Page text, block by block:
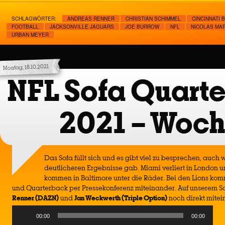
SCHLAGWÖRTER: ANDREAS RENNER CHRISTIAN SCHIMMEL
CINCINNATI
FOOTBALL
JACKSONVILLE JAGUARS JOE BURROW NFL
NICOLAS
URBAN MEYER
Montag, 18.10.2021
NFL Sofa
2021 –
Das Sofa füllt sich und es gibt viel zu besprechen, auch
deutlicheren Ergebnisse gab. Miami verliert in London
kommen in Baltimore unter die Räder. Bei den Lions
und Quarterback per Pressekonferenz miteinander. Auf unserem
Renner (DAZN)undJan Weckwerth (Triple Option)noch direkt
00:00 00:00